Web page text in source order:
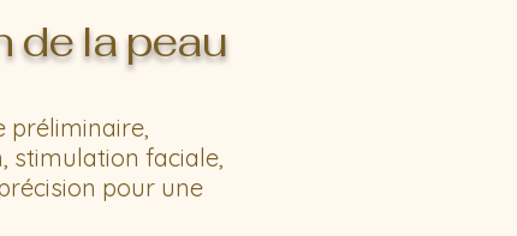
de la peau
préliminaire,
stimulation faciale,
pour une